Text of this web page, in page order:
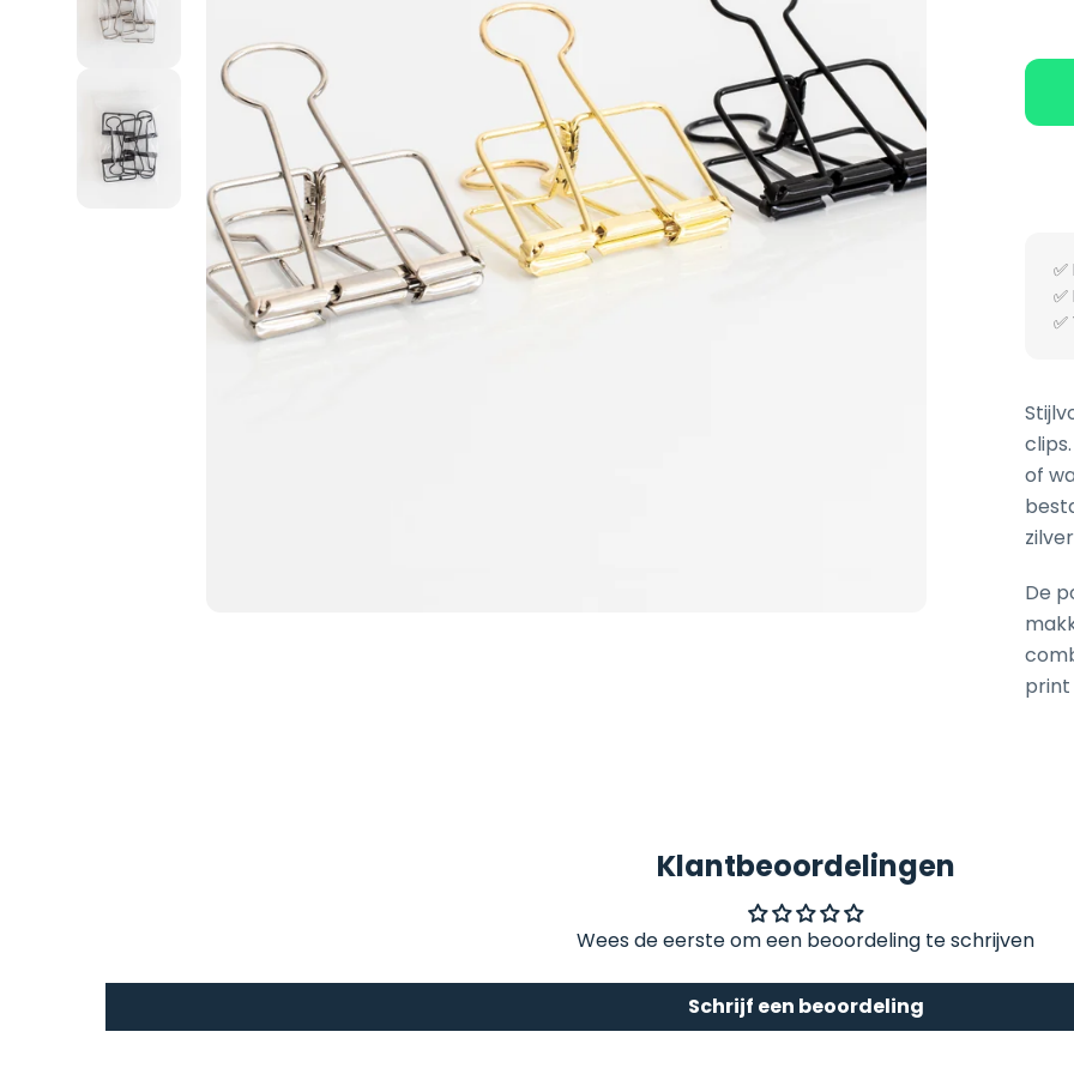
of
De
print
Klantbeoordelingen
Wees de eerste om een beoordeling te schrijven
Schrijf een beoordeling